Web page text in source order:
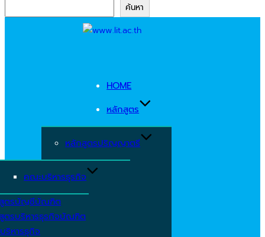
ค้นหา
HOME
หลักสูตร
หลักสูตรปริญญาตรี
คณะบริหารธุรกิจ
ตรบัญชีบัณฑิต
ตรบริหารธุรกิจบัณฑิต
ริหารธุกิจ